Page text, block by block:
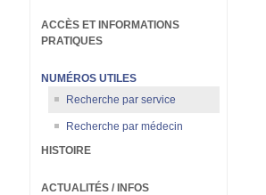
ACCÈS ET INFORMATIONS
PRATIQUES
NUMÉROS UTILES
Recherche par service
Recherche par médecin
HISTOIRE
ACTUALITÉS / INFOS